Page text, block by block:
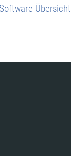
Übersicht